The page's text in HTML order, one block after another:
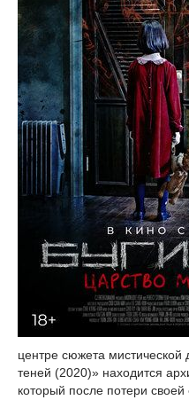
центре сюжета
теней (2020)» находится
который после потери своей